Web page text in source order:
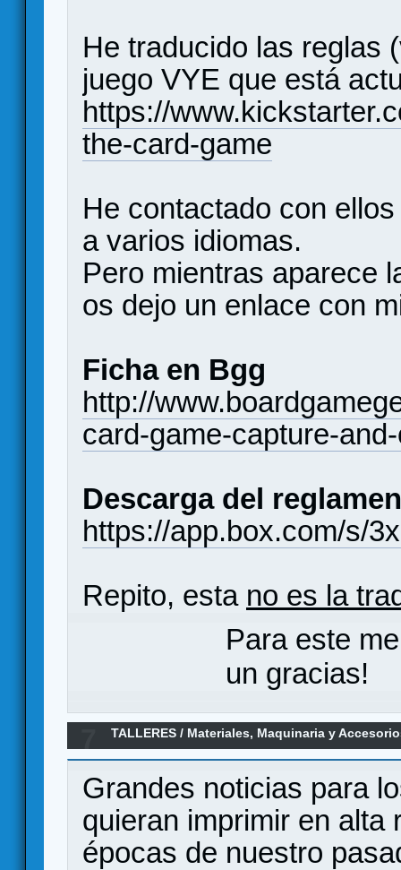
He traducido las reglas
juego VYE que está
https://
the-card-game
He contactado con
a varios idiomas.
Pero mientras aparece
os dejo un enlace con
Ficha en Bgg
http://
card-game-capture-
Descarga del
https://app.box.com/s/
Repito, esta no es la
Para este
un gracias!
TALLERES / Materiales, Maquinaria y
Metropolitan Museum of Art
Grandes noticias para
quieran imprimir en alta
épocas de nuestro